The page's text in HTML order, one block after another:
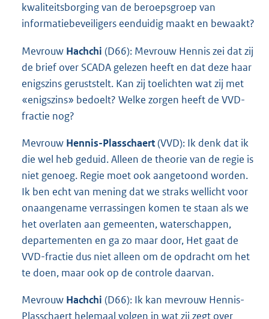
kwaliteitsborging van de beroepsgroep van
informatiebeveiligers eenduidig maakt en bewaakt?
Mevrouw Hachchi (D66): Mevrouw Hennis zei dat zij
de brief over SCADA gelezen heeft en dat deze haar
enigszins geruststelt. Kan zij toelichten wat zij met
«enigszins» bedoelt? Welke zorgen heeft de VVD-
fractie nog?
Mevrouw Hennis-Plasschaert(VVD): Ik denk dat ik
die wel heb geduid. Alleen de theorie van de regie is
niet genoeg. Regie moet ook aangetoond worden.
Ik ben echt van mening dat we straks wellicht voor
onaangename verrassingen komen te staan als we
het overlaten aan gemeenten, waterschappen,
departementen en ga zo maar door, Het gaat de
VVD-fractie dus niet alleen om de opdracht om het
te doen, maar ook op de controle daarvan.
Mevrouw Hachchi (D66): Ik kan mevrouw Hennis-
Plasschaert helemaal volgen in wat zij zegt over